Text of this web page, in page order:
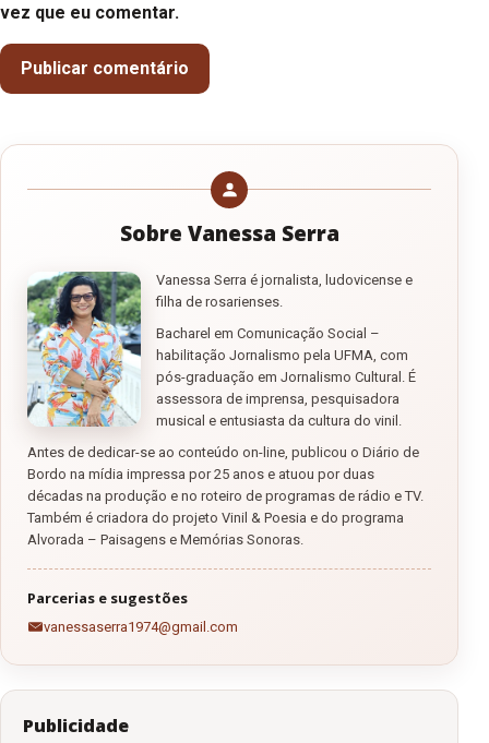
vez que eu comentar.
Sobre Vanessa Serra
Vanessa Serra é jornalista, ludovicense e
filha de rosarienses.
Bacharel em Comunicação Social –
habilitação Jornalismo pela UFMA, com
pós-graduação em Jornalismo Cultural. É
assessora de imprensa, pesquisadora
musical e entusiasta da cultura do vinil.
Antes de dedicar-se ao conteúdo on-line, publicou o Diário de
Bordo na mídia impressa por 25 anos e atuou por duas
décadas na produção e no roteiro de programas de rádio e TV.
Também é criadora do projeto Vinil & Poesia e do programa
Alvorada – Paisagens e Memórias Sonoras.
Parcerias e sugestões
vanessaserra1974@gmail.com
Publicidade